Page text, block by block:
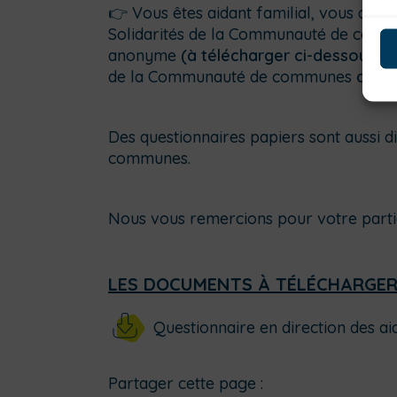
👉 Vous êtes aidant familial, vous
Solidarités de la Communauté de
anonyme (à télécharger ci-dessous)
de la Communauté de communes
Des questionnaires papiers sont aussi
communes.
Nous vous remercions pour votre
LES DOCUMENTS À TÉLÉCHARGER
Questionnaire en direction des
Partager cette page :